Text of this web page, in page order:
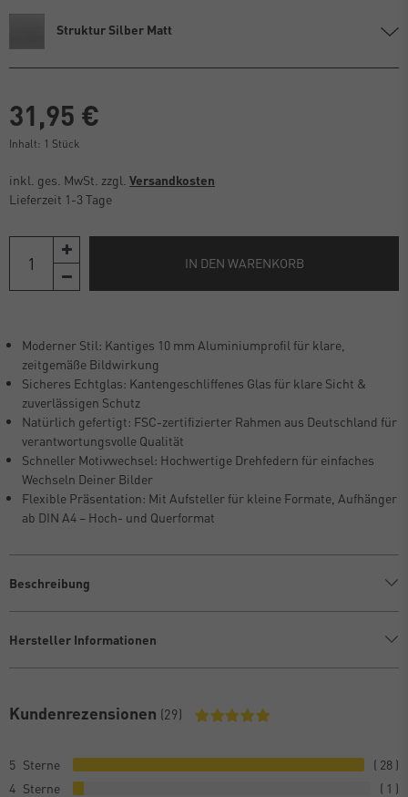
Struktur Silber Matt
31,95 €
Inhalt: 1 Stück
inkl. ges. MwSt. zzgl. Versandkosten
Lieferzeit 1-3 Tage
IN DEN WARENKORB
Moderner Stil: Kantiges 10 mm Aluminiumprofil für klare,
zeitgemäße Bildwirkung
Sicheres Echtglas: Kantengeschliffenes Glas für klare Sicht &
zuverlässigen Schutz
Natürlich gefertigt: FSC-zertifizierter Rahmen aus Deutschland für
verantwortungsvolle Qualität
Schneller Motivwechsel: Hochwertige Drehfedern für einfaches
Wechseln Deiner Bilder
Flexible Präsentation: Mit Aufsteller für kleine Formate, Aufhänger
ab DIN A4 – Hoch- und Querformat
Beschreibung
Hersteller Informationen
Kundenrezensionen (29)
5
28
4
1